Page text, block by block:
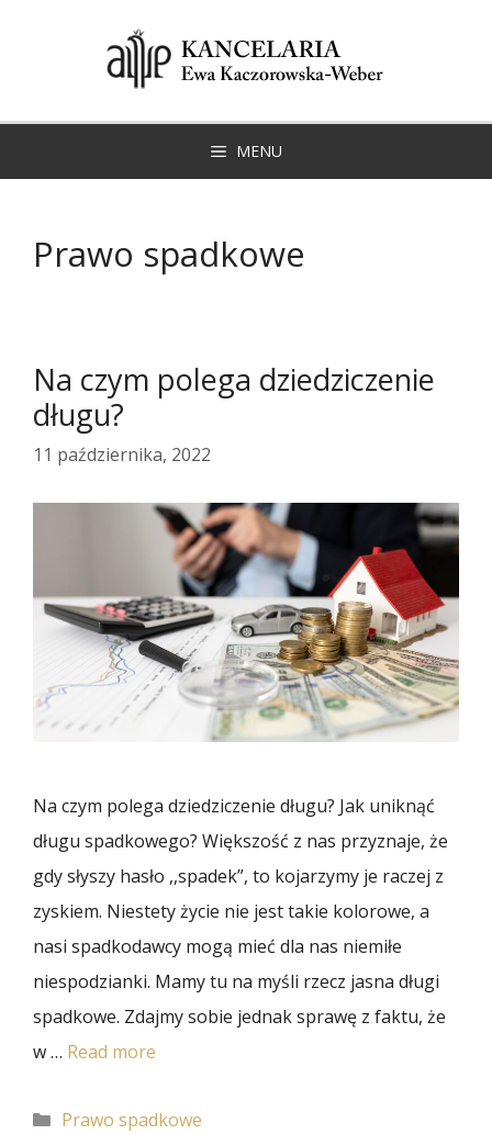
MENU
Prawo spadkowe
Na czym polega dziedziczenie
długu?
11 października, 2022
Na czym polega dziedziczenie długu? Jak uniknąć
długu spadkowego? Większość z nas przyznaje, że
gdy słyszy hasło ,,spadek”, to kojarzymy je raczej z
zyskiem. Niestety życie nie jest takie kolorowe, a
nasi spadkodawcy mogą mieć dla nas niemiłe
niespodzianki. Mamy tu na myśli rzecz jasna długi
spadkowe. Zdajmy sobie jednak sprawę z faktu, że
w … Read more
Kategorie
Prawo spadkowe